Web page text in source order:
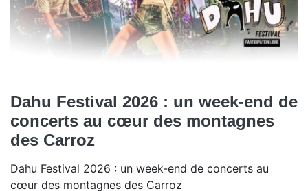
Dahu Festival 2026 : un week-end de
concerts au cœur des montagnes
des Carroz
Dahu Festival 2026 : un week-end de concerts au
cœur des montagnes des Carroz